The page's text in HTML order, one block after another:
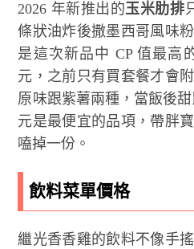
2026 年新推出的玉米肋排
條狀油炸後撒墨西哥風味
是這次新品中 CP 值最高
元，之前只有買套餐才會
原味跟紫薯兩種，當飯後
元是最便宜的品項，帶胖
嗑掉一份。
飲料菜單價格
繼光香香雞的飲料不像手